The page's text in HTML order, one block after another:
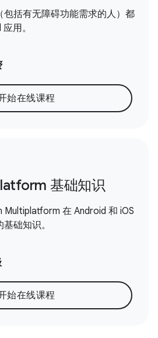
包括有无障碍功能需求的人）都
用。
始在线课程
基础知识
Multiplatform 在 Android 和 iOS
础知识。
始在线课程